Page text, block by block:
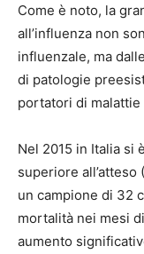
Come è noto, la
all’influenza non
influenzale, ma
di patologie
portatori di malattie
Nel 2015 in Italia si
superiore all’atteso
un campione di 32
mortalità nei mesi
aumento